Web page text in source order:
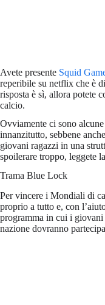
Avete presente Squid
reperibile su netflix che è
risposta è sì, allora potete
calcio.
Ovviamente ci sono
innanzitutto, sebbene
giovani ragazzi in una
spoilerare troppo, leggete
Trama Blue Lock
Per vincere i Mondiali di
proprio a tutto e, con
programma in cui i
nazione dovranno